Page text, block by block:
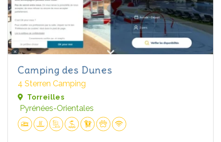
Camping des Dunes
4 Sterren Camping
Torreilles
Pyrénées-Orientales